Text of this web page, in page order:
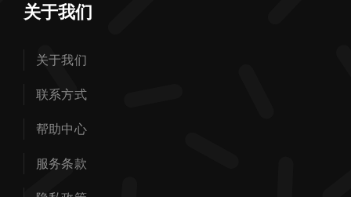
关于我们
关于我们
联系方式
帮助中心
服务条款